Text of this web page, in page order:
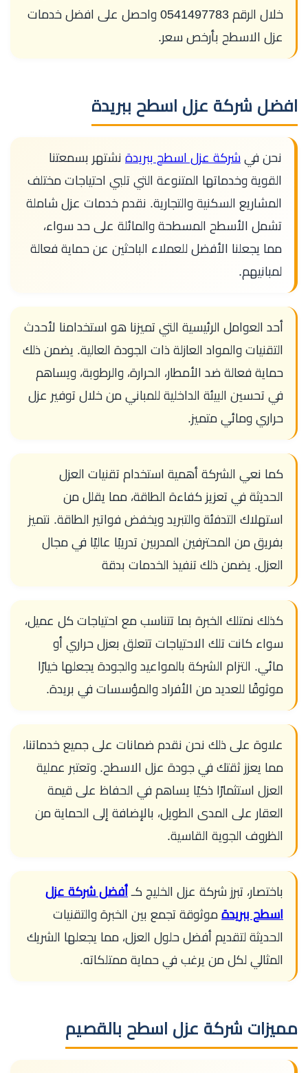
خلال الرقم 0541497783 واحصل على افضل خدمات
عزل الاسطح بأرخص سعر.
افضل شركة عزل اسطح ببريدة
نحن في شركة عزل اسطح ببريدة نشتهر بسمعتنا
القوية وخدماتها المتنوعة التي تلبي احتياجات مختلف
المشاريع السكنية والتجارية. نقدم خدمات عزل شاملة
تشمل الأسطح المسطحة والمائلة على حد سواء،
مما يجعلنا الأفضل للعملاء الباحثين عن حماية فعالة
لمبانيهم.
أحد العوامل الرئيسية التي تميزنا هو استخدامنا لأحدث
التقنيات والمواد العازلة ذات الجودة العالية. يضمن ذلك
حماية فعالة ضد الأمطار، الحرارة، والرطوبة، ويساهم
في تحسين البيئة الداخلية للمباني من خلال توفير عزل
حراري ومائي متميز.
كما نعي الشركة أهمية استخدام تقنيات العزل
الحديثة في تعزيز كفاءة الطاقة، مما يقلل من
استهلاك التدفئة والتبريد ويخفض فواتير الطاقة. نتميز
بفريق من المحترفين المدربين تدريبًا عاليًا في مجال
العزل. يضمن ذلك تنفيذ الخدمات بدقة
كذلك نمتلك الخبرة بما تتناسب مع احتياجات كل عميل،
سواء كانت تلك الاحتياجات تتعلق بعزل حراري أو
مائي. التزام الشركة بالمواعيد والجودة يجعلها خيارًا
موثوقًا للعديد من الأفراد والمؤسسات في بريدة.
علاوة على ذلك نحن نقدم ضمانات على جميع خدماتنا،
مما يعزز ثقتك في جودة عزل الاسطح. وتعتبر عملية
العزل استثمارًا ذكيًا يساهم في الحفاظ على قيمة
العقار على المدى الطويل، بالإضافة إلى الحماية من
الظروف الجوية القاسية.
باختصار، تبرز شركة عزل الخليج كـ أفضل شركة عزل
اسطح ببريدة موثوقة تجمع بين الخبرة والتقنيات
الحديثة لتقديم أفضل حلول العزل، مما يجعلها الشريك
المثالي لكل من يرغب في حماية ممتلكاته.
مميزات شركة عزل اسطح بالقصيم